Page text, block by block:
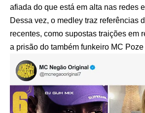
afiada do que está em alta nas redes
Dessa vez, o medley traz referências
recentes, como supostas traições em
a prisão do também funkeiro MC